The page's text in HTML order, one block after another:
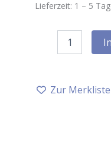
Lieferzeit: 1 – 5
200
ml
Zur